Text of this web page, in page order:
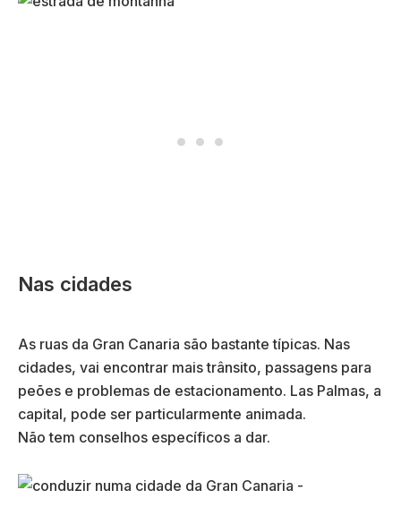
Nas cidades
As ruas da Gran Canaria são bastante típicas. Nas
cidades, vai encontrar mais trânsito, passagens para
peões e problemas de estacionamento. Las Palmas, a
capital, pode ser particularmente animada.
Não tem conselhos específicos a dar.